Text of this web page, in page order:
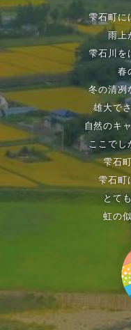
雫石町に
雨上
雫石川を
春
冬の清冽
雄大で
自然のキ
ここでし
雫石
雫石町
とて
虹の